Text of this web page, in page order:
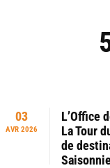
03
AVR 2026
L’Office
La Tour
de